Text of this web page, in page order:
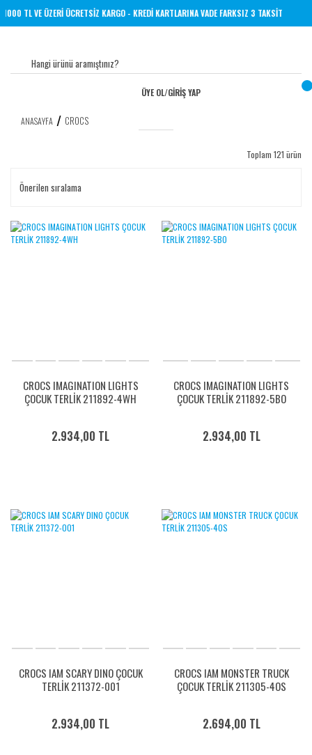
YERİNE 1000 TL VE ÜZERİ ÜCRETSİZ KARGO - KREDİ KARTLARINA VADE FARKSIZ 3
ÜYE OL/GİRİŞ YAP
ANASAYFA CROCS
Toplam 121 ürün
CROCS IMAGINATION LIGHTS
ÇOCUK TERLİK 211892-4WH
2.934,00 TL
CROCS IMAGINATION LIGHTS
ÇOCUK TERLİK 211892-5BO
2.934,00 TL
CROCS IAM SCARY DINO ÇOCUK
TERLİK 211372-001
2.934,00 TL
CROCS IAM MONSTER TRUCK
ÇOCUK TERLİK 211305-4OS
2.694,00 TL